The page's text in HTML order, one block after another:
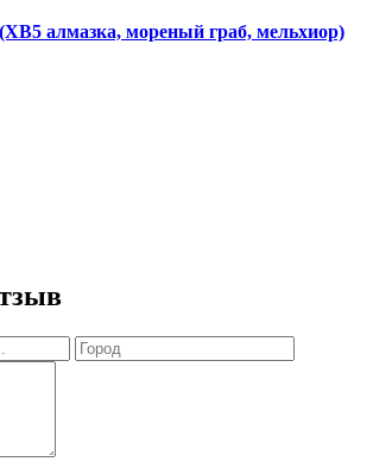
(ХВ5 алмазка, мореный граб, мельхиор)